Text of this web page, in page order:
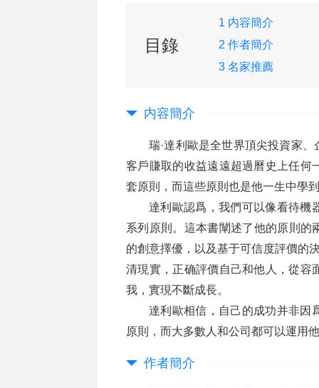
目錄
1 内容簡介
2 作者簡介
3 名家推薦
内容簡介
瑞·達利歐是全世界頂尖投資家
客戶賺取的收益遠遠超過曆史上任何
套原則，而這些原則也是他一生中學
達利歐認爲，我們可以像看待機
系列原則。這本書闡述了他的原則
的創意擇優，以及基于可信度評價的
清現實，正确評價自己和他人，從容
我，實現不斷成長。
達利歐相信，自己的成功并非因
原則，而大多數人和公司都可以運用
作者簡介